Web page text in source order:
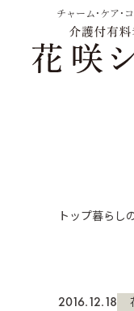
チャーム・ケア・
トップ暮らし
2016.12.18